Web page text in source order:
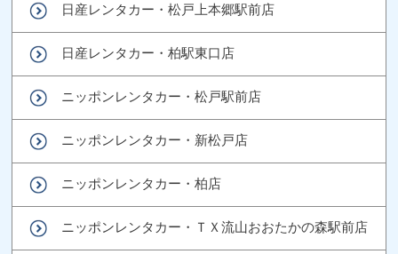
日産レンタカー・松戸上本郷駅前店
日産レンタカー・柏駅東口店
ニッポンレンタカー・松戸駅前店
ニッポンレンタカー・新松戸店
ニッポンレンタカー・柏店
ニッポンレンタカー・ＴＸ流山おおたかの森駅前店